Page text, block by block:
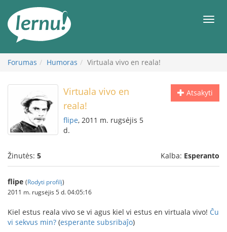
turinį
Forumas Humoras Virtuala vivo en reala!
Atsakyti
Virtuala vivo en
reala!
flipe, 2011 m. rugsėjis 5
d.
Žinutės: 5 Kalba: Esperanto
flipe (Rodyti profilį)
2011 m. rugsėjis 5 d. 04:05:16
Kiel estus reala vivo se vi agus kiel vi estus en virtuala vivo! Ĉu
vi sekvus min? (esperante subsribaĵo)